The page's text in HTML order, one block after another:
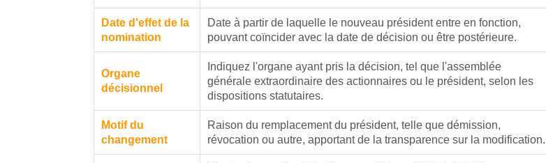
Date d'effet de la
nomination
Date à partir de laquelle le nouveau président entre en fonction,
pouvant coïncider avec la date de décision ou être postérieure.
Organe
décisionnel
Indiquez l'organe ayant pris la décision, tel que l'assemblée
générale extraordinaire des actionnaires ou le président, selon les
dispositions statutaires.
Motif du
changement
Raison du remplacement du président, telle que démission,
révocation ou autre, apportant de la transparence sur la modification.